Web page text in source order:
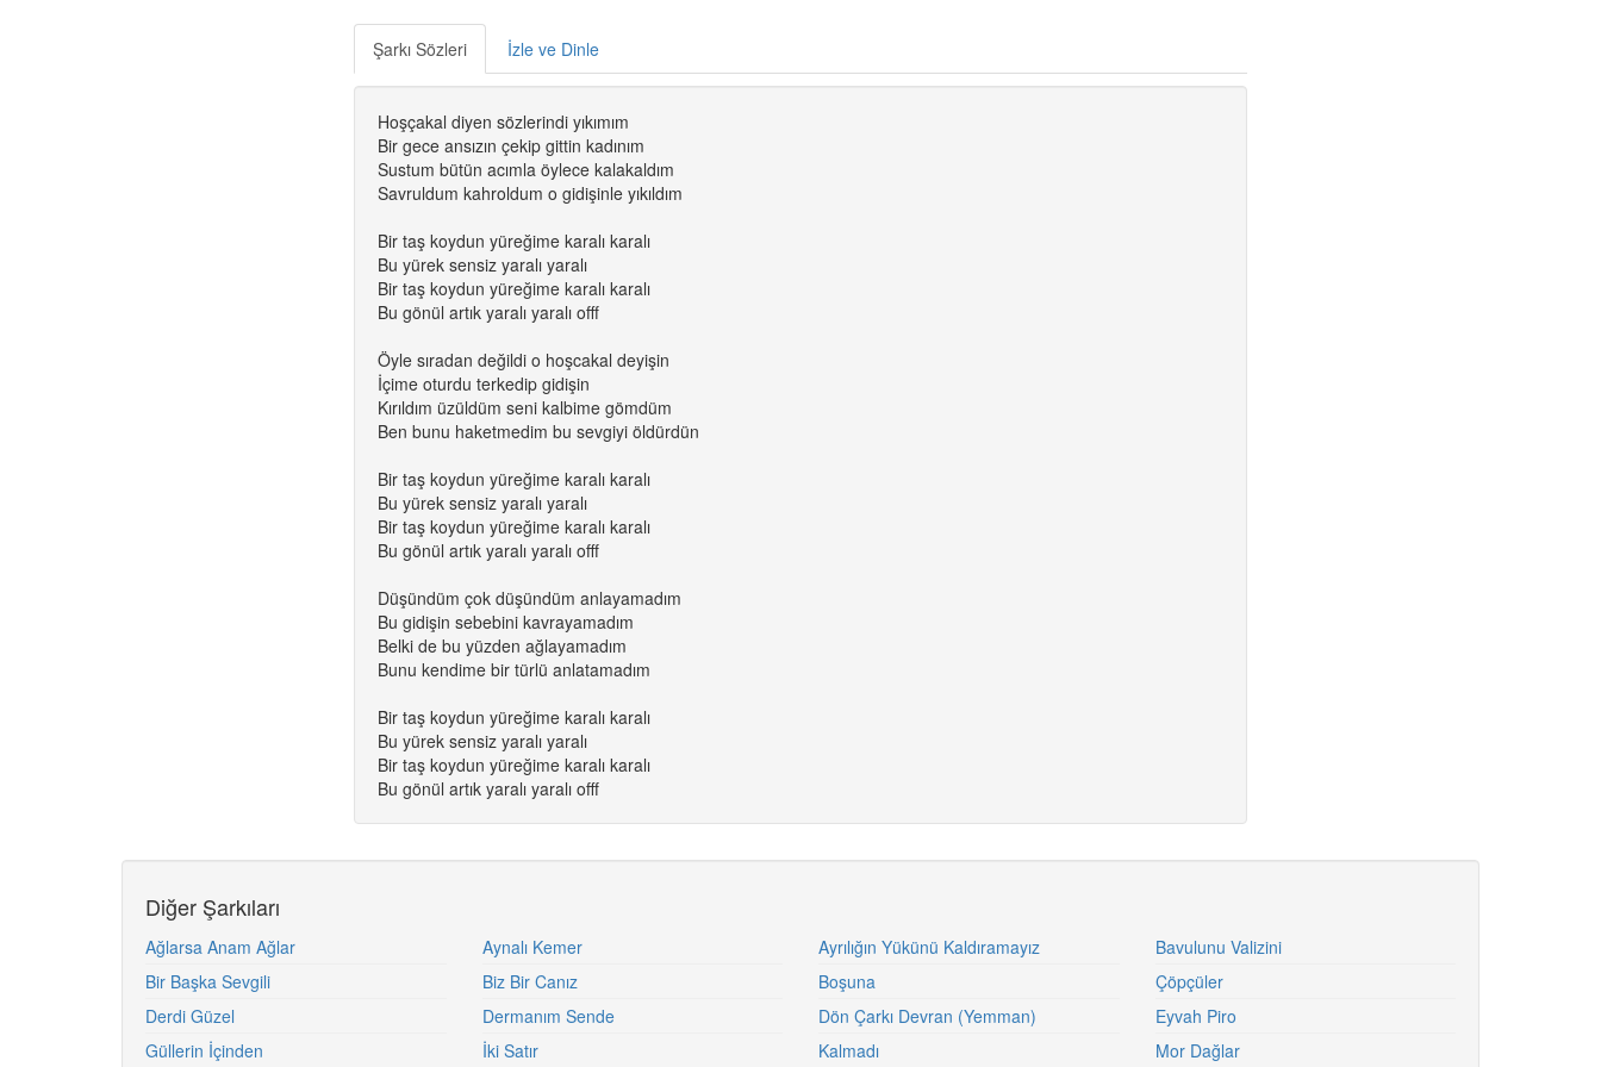
Şarkı Sözleri İzle ve Dinle
Hoşçakal diyen sözlerindi yıkımım
Bir gece ansızın çekip gittin kadınım
Sustum bütün acımla öylece kalakaldım
Savruldum kahroldum o gidişinle yıkıldım
Bir taş koydun yüreğime karalı karalı
Bu yürek sensiz yaralı yaralı
Bir taş koydun yüreğime karalı karalı
Bu gönül artık yaralı yaralı offf
Öyle sıradan değildi o hoşcakal deyişin
İçime oturdu terkedip gidişin
Kırıldım üzüldüm seni kalbime gömdüm
Ben bunu haketmedim bu sevgiyi öldürdün
Bir taş koydun yüreğime karalı karalı
Bu yürek sensiz yaralı yaralı
Bir taş koydun yüreğime karalı karalı
Bu gönül artık yaralı yaralı offf
Düşündüm çok düşündüm anlayamadım
Bu gidişin sebebini kavrayamadım
Belki de bu yüzden ağlayamadım
Bunu kendime bir türlü anlatamadım
Bir taş koydun yüreğime karalı karalı
Bu yürek sensiz yaralı yaralı
Bir taş koydun yüreğime karalı karalı
Bu gönül artık yaralı yaralı offf
Diğer Şarkıları
Ağlarsa Anam Ağlar Aynalı Kemer Ayrılığın Yükünü Kaldıramayız
Bavulunu Valizini
Bir Başka Sevgili
Biz Bir Canız Boşuna
Çöpçüler
Derdi Güzel
Dermanım Sende Dön Çarkı Devran (Yemman)
Eyvah Piro
Güllerin İçinden
İki Satır Kalmadı Mor Dağlar